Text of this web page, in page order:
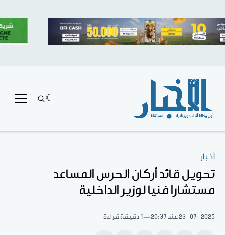
أخبار
تحويل قائد أركان الحرس المساعد
مستشارا فنيا لوزير الداخلية
23-07-2025عند 20:37 1 دقيقة قراءة